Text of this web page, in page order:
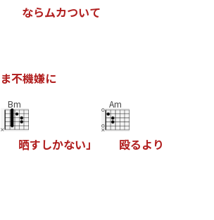
ならムカついて
ま不機嫌に
Bm
晒すしかない」
Am
殴るよ り